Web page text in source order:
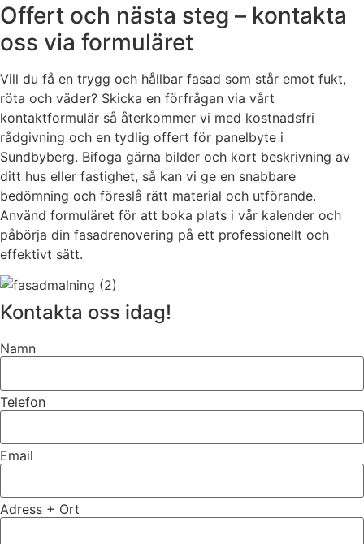
Offert och nästa steg – kontakta
oss via formuläret
Vill du få en trygg och hållbar fasad som står emot fukt,
röta och väder? Skicka en förfrågan via vårt
kontaktformulär så återkommer vi med kostnadsfri
rådgivning och en tydlig offert för panelbyte i
Sundbyberg. Bifoga gärna bilder och kort beskrivning av
ditt hus eller fastighet, så kan vi ge en snabbare
bedömning och föreslå rätt material och utförande.
Använd formuläret för att boka plats i vår kalender och
påbörja din fasadrenovering på ett professionellt och
effektivt sätt.
Kontakta oss idag!
Namn
Telefon
Email
Adress + Ort